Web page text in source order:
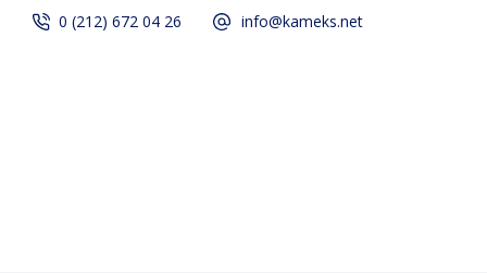
0 (212) 672 04 26 info@kameks.net